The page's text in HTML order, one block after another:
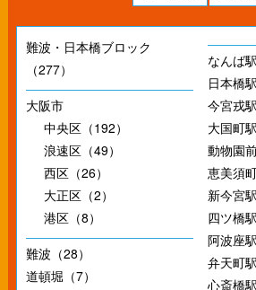
難波・日本橋ブロック
（277）
大阪市
中央区（192）
浪速区（49）
西区（26）
大正区（2）
港区（8）
難波（28）
道頓堀（7）
なんば
日本橋
今宮戎
大国町
動物園
恵美須
新今宮
四ツ橋
阿波座
弁天町
心斎橋